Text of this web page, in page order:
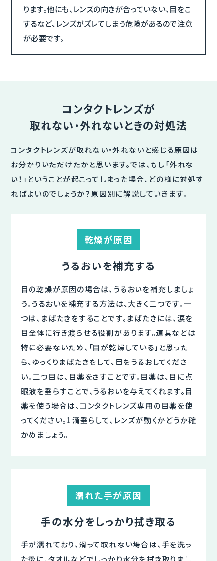
ります。他にも、レンズの向きが合っていない、目をこ
するなど、レンズがズレてしまう危険があるので注意
が必要です。
コンタクトレンズが
取れない・外れないときの対処法
コンタクトレンズが取れない・外れないと感じる原因は
お分かりいただけたかと思います。では、もし「外れな
い！」ということが起こってしまった場合、どの様に対処す
ればよいのでしょうか？原因別に解説していきます。
乾燥が原因
うるおいを補充する
目の乾燥が原因の場合は、うるおいを補充しましょ
う。うるおいを補充する方法は、大きく二つです。一
つは、まばたきをすることです。まばたきには、涙を
目全体に行き渡らせる役割があります。道具などは
特に必要ないため、「目が乾燥している」と思った
ら、ゆっくりまばたきをして、目をうるおしてくださ
い。二つ目は、目薬をさすことです。目薬は、目に点
眼液を垂らすことで、うるおいを与えてくれます。目
薬を使う場合は、コンタクトレンズ専用の目薬を使
ってください。1滴垂らして、レンズが動くかどうか確
かめましょう。
濡れた手が原因
手の水分をしっかり拭き取る
手が濡れており、滑って取れない場合は、手を洗っ
た後に、タオルなどでしっかり水分を拭き取りまし